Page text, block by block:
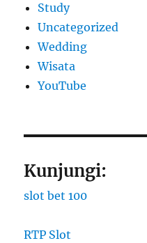
Study
Uncategorized
Wedding
Wisata
YouTube
Kunjungi:
slot bet 100
RTP Slot